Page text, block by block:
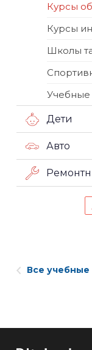
Курсы
Курсы
Школы
Учебные
Дети
Авто
Все